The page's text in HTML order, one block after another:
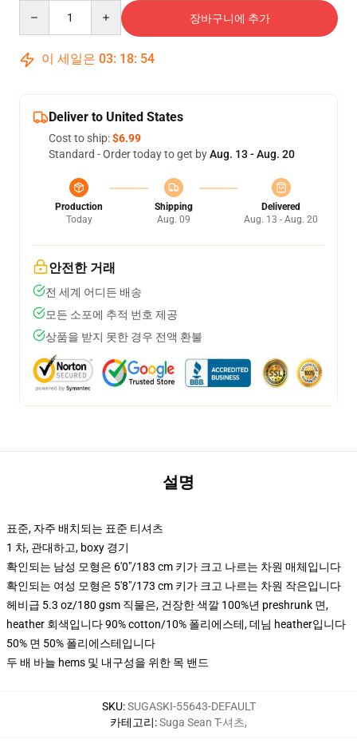
장바구니에 추가
이 세일은 03: 18: 54
Deliver to United States
Cost to ship:$6.99
Standard - Order today to get byAug. 13 - Aug. 20
Production
Today
Shipping
Aug. 09
Delivered
Aug. 13 - Aug. 20
안전한 거래
전 세계 어디든 배송
모든 소포에 추적 번호 제공
상품을 받지 못한 경우 전액 환불
설명
표준, 자주 배치되는 표준 티셔츠
1 차, 관대하고, boxy 경기
확인되는 남성 모형은 6'0"/183 cm 키가 크고 나르는 차원 매체입니다
확인되는 여성 모형은 5'8"/173 cm 키가 크고 나르는 차원 작은입니다
헤비급 5.3 oz/180 gsm 직물은, 건장한 색깔 100%년 preshrunk 면,
heather 회색입니다 90% cotton/10% 폴리에스테, 데님 heather입니다
50% 면 50% 폴리에스테입니다
두 배 바늘 hems 및 내구성을 위한 목 밴드
SKU:SUGASKI-55643-DEFAULT
카테고리:Suga Sean T-셔츠,